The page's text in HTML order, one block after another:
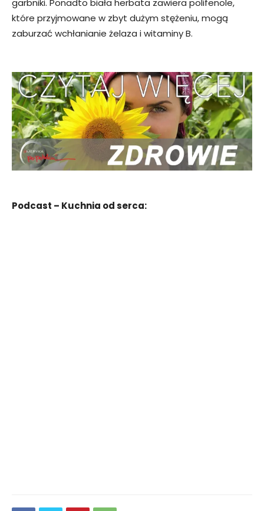
garbniki. Ponadto biała herbata zawiera polifenole,
które przyjmowane w zbyt dużym stężeniu, mogą
zaburzać wchłanianie żelaza i witaminy B.
Podcast – Kuchnia od serca: